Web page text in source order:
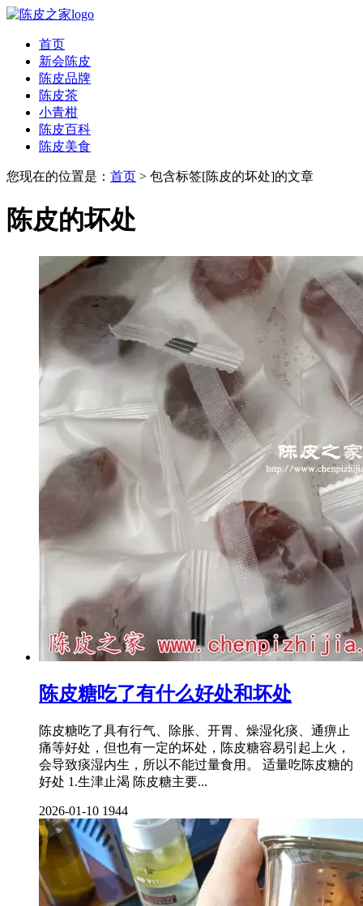
首页
新会陈皮
陈皮品牌
陈皮茶
小青柑
陈皮百科
陈皮美食
您现在的位置是： 首页 > 包含标签[陈皮的坏处]的文章
陈皮的坏处
陈皮糖吃了有什么好处和坏处
陈皮糖吃了具有行气、除胀、开胃、燥湿化痰、通痹止
痛等好处，但也有一定的坏处，陈皮糖容易引起上火，
会导致痰湿内生，所以不能过量食用。 适量吃陈皮糖的
好处 1.生津止渴 陈皮糖主要...
2026-01-10 1944